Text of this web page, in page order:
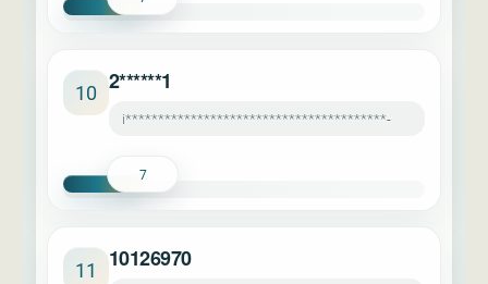
10 2******1
i****************************************-
7
11 10126970